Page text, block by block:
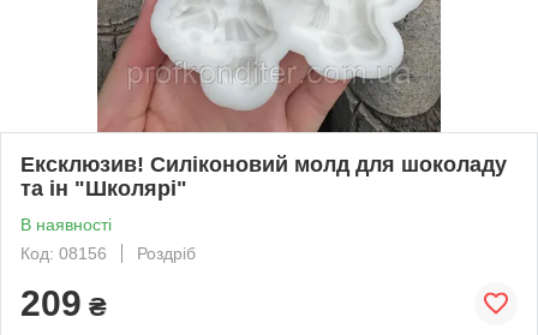
Ексклюзив! Силіконовий молд для шоколаду
та ін "Школярі"
В наявності
Код: 08156
Роздріб
209 ₴